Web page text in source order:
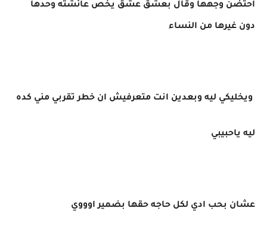
احتضن وجهها وقال بعشق عشق يخص عائشته وحدها
دون غيرها من النساء
ويخليكي ليه وبعدين انت متعرفيش ان خطر تقربي مني كده
ليه ياحبيبي
عشان بحب ادي لكل حاجه حقها بضمير اوووي